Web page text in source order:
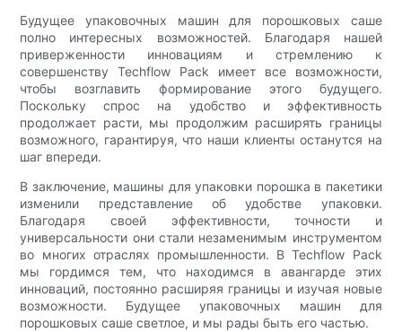
Будущее упаковочных машин для порошковых саше
полно интересных возможностей. Благодаря нашей
приверженности инновациям и стремлению к
совершенству Techflow Pack имеет все возможности,
чтобы возглавить формирование этого будущего.
Поскольку спрос на удобство и эффективность
продолжает расти, мы продолжим расширять границы
возможного, гарантируя, что наши клиенты останутся на
шаг впереди.
В заключение, машины для упаковки порошка в пакетики
изменили представление об удобстве упаковки.
Благодаря своей эффективности, точности и
универсальности они стали незаменимым инструментом
во многих отраслях промышленности. В Techflow Pack
мы гордимся тем, что находимся в авангарде этих
инноваций, постоянно расширяя границы и изучая новые
возможности. Будущее упаковочных машин для
порошковых саше светлое, и мы рады быть его частью.